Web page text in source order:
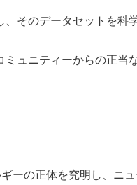
そのデータセットを科
ュニティーからの正当
ーの正体を究明し、ニュ